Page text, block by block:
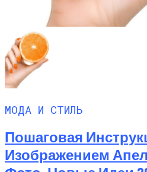
МОДА И СТИЛЬ
Пошаговая
Изображением